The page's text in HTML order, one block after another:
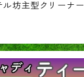
坊主型クリーナー